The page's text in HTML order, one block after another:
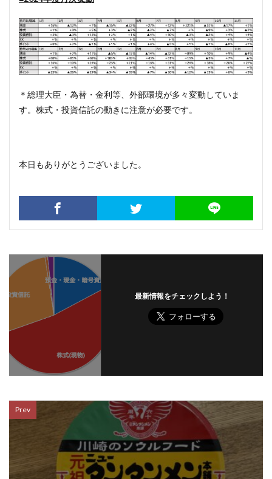
＊総理大臣・為替・金利等、外部環境が多々変動していま
す。株式・投資信託の動きに注意が必要です。
本日もありがとうございました。
最新情報をチェックしよう！
Prev